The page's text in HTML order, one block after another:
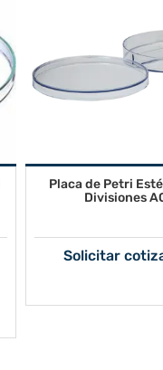
Placa de Petri
Divisiones
Solicitar